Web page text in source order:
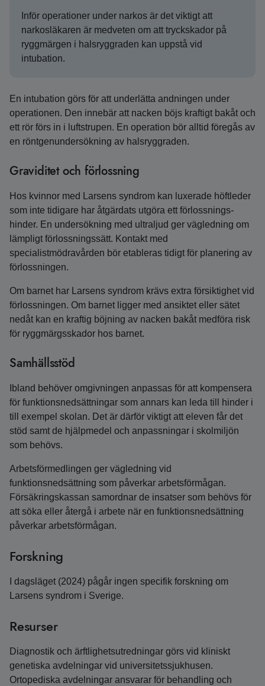
Inför operationer under narkos är det viktigt att
narkosläkaren är medveten om att tryckskador på
ryggmärgen i halsryggraden kan uppstå vid
intubation.
En intubation görs för att underlätta andningen under
operationen. Den innebär att nacken böjs kraftigt bakåt och
ett rör förs in i luftstrupen. En operation bör alltid föregås av
en röntgenundersökning av halsryggraden.
Graviditet och förlossning
Hos kvinnor med Larsens syndrom kan luxerade höftleder
som inte tidigare har åtgärdats utgöra ett förlossnings­
hinder. En undersökning med ultraljud ger vägledning om
lämpligt förlossningssätt. Kontakt med
specialistmödravården bör etableras tidigt för planering av
förlossningen.
Om barnet har Larsens syndrom krävs extra försiktighet vid
förlossningen. Om barnet ligger med ansiktet eller sätet
nedåt kan en kraftig böjning av nacken bakåt medföra risk
för ryggmärgsskador hos barnet.
Samhällsstöd
Ibland behöver omgivningen anpassas för att kompensera
för funktions­nedsättningar som annars kan leda till hinder i
till exempel skolan. Det är därför viktigt att eleven får det
stöd samt de hjälpmedel och anpassningar i skolmiljön
som behövs.
Arbetsförmedlingen ger vägledning vid
funktionsnedsättning som påverkar arbetsförmågan.
Försäkringskassan samordnar de insatser som behövs för
att söka eller återgå i arbete när en funktionsnedsättning
påverkar arbetsförmågan.
Forskning
I dagsläget (2024) pågår ingen specifik forskning om
Larsens syndrom i Sverige.
Resurser
Diagnostik och ärftlighetsutredningar görs vid kliniskt
genetiska avdelningar vid universitets­sjukhusen.
Ortopediska avdelningar ansvarar för behandling och